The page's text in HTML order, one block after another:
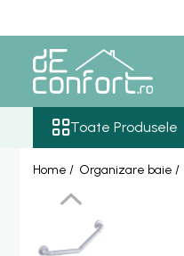
Toate Produsele
Baterii Sanitare
Senzori lavoar - pisoar
Baterie lavoar senzor
Baterie pisoar senzor
Accesorii baterii senzor
Baterii bronz antic
Baterie retro blat
Toate Produsele
Home / Organizare baie /